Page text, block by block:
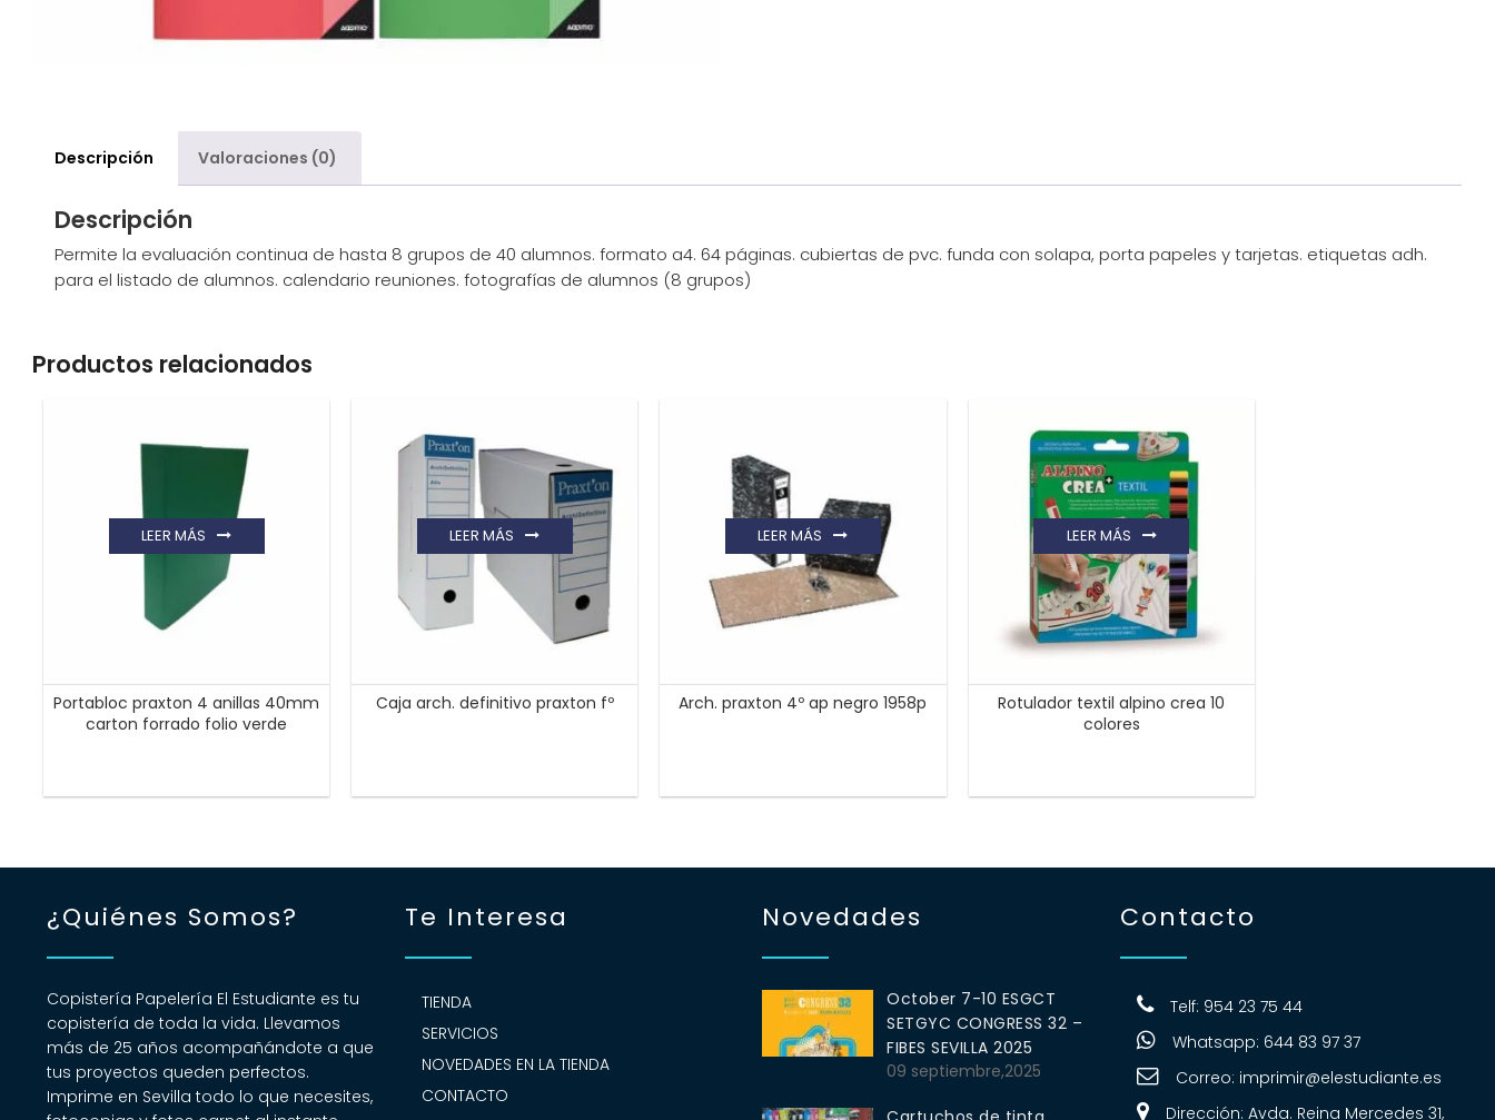
Descripción Valoraciones (0)
Descripción
Permite la evaluación continua de hasta 8 grupos de 40 alumnos. formato a4. 64 páginas. cubiertas de pvc. funda con solapa, porta papeles y tarjetas. etiquetas adh.
para el listado de alumnos. calendario reuniones. fotografías de alumnos (8 grupos)
Productos relacionados
Portabloc praxton 4 anillas 40mm
carton forrado folio verde
LEER MÁS
Caja arch. definitivo praxton fº
LEER MÁS
Arch. praxton 4º ap negro 1958p
LEER MÁS
Rotulador textil alpino crea 10
colores
LEER MÁS
¿Quiénes Somos?
Copistería Papelería El Estudiante es tu
copistería de toda la vida. Llevamos
más de 25 años acompañándote a que
tus proyectos queden perfectos.
Imprime en Sevilla todo lo que necesites,
Te Interesa
TIENDA
SERVICIOS
NOVEDADES EN LA TIENDA
CONTACTO
Novedades
October 7-10 ESGCT
SETGYC CONGRESS 32 –
FIBES SEVILLA 2025
09 septiembre,2025
Contacto
Telf: 954 23 75 44
Whatsapp: 644 83 97 37
Correo: imprimir@elestudiante.es
Dirección: Avda. Reina Mercedes 31,